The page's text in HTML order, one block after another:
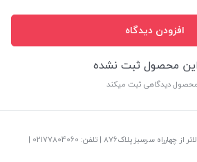
افزودن دیدگاه
این محصول ثبت نشده
محصول دیدگاهی ثبت میکند
آدرس: تهران نارمک خیابان آیت بالاتر از چهارراه سرسبز پلاک876 | تلفن: ‎02177804060 |